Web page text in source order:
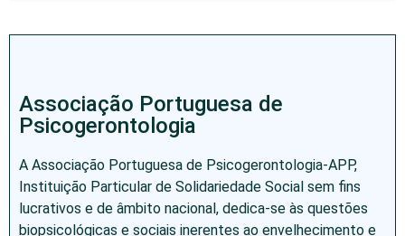
Associação Portuguesa de
Psicogerontologia
A Associação Portuguesa de Psicogerontologia-APP,
Instituição Particular de Solidariedade Social sem fins
lucrativos e de âmbito nacional, dedica-se às questões
biopsicológicas e sociais inerentes ao envelhecimento e